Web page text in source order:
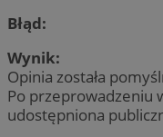
Błąd:
Wynik:
Opinia została
Po przeprowadzeniu
udostępniona